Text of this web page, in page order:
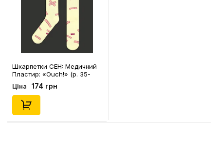
Шкарпетки CEH: Медичний
Пластир: «‎Ouch!» (р. 35-
39), (91644)
Ціна 174 грн